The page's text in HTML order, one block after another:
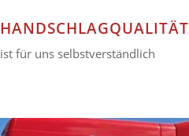
HANDSCHLAGQUALITÄT
ist für uns selbstverständlich